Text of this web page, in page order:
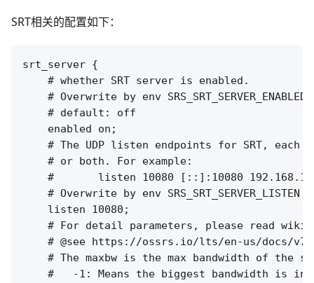
SRT相关的配置如下：
srt_server {
    # whether SRT server is enabled.
    # Overwrite by env SRS_SRT_SERVER_ENABLED
    # default: off
    enabled on;
# The UDP listen endpoints for SRT, each
    # or both. For example:
#       listen 10080 [::]:10080
    # Overwrite by env SRS_SRT_SERVER_LISTEN
    listen 10080;
    # For detail parameters, please read wiki:
# @see https://ossrs.io/lts/en-us/docs/
# The maxbw is the max bandwidth of the
    # 	-1: Means the biggest bandwidth is infinity.